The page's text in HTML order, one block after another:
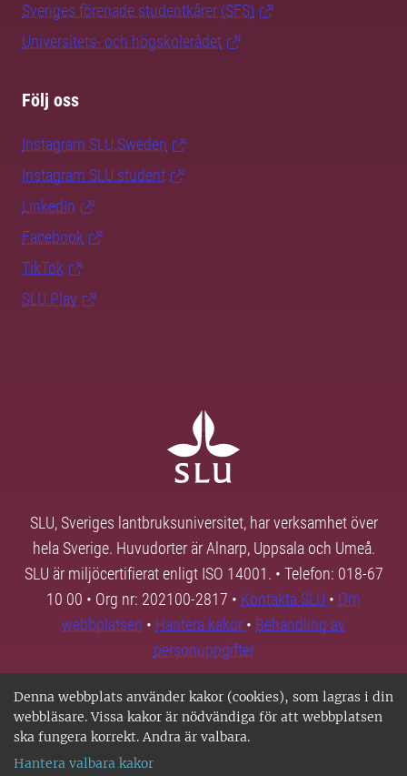
Denna webbplats använder kakor (cookies), som lagras i din
webbläsare. Vissa kakor är nödvändiga för att webbplatsen
ska fungera korrekt. Andra är valbara.
Hantera valbara kakor
Sveriges förenade studentkårer (SFS)
Universitets- och högskolerådet
Följ oss
Instagram SLU.Sweden
Instagram SLU.student
LinkedIn
Facebook
TikTok
SLU Play
SLU, Sveriges lantbruksuniversitet, har verksamhet över
hela Sverige. Huvudorter är Alnarp, Uppsala och Umeå.
SLU är miljöcertifierat enligt ISO 14001. • Telefon: 018-67
10 00 • Org nr: 202100-2817 • Kontakta SLU • Om
webbplatsen • Hantera kakor • Behandling av
personuppgifter